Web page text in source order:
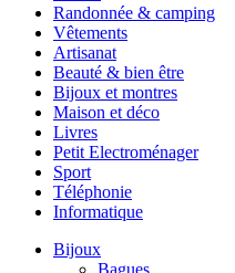
Randonnée & camping
Vêtements
Artisanat
Beauté & bien être
Bijoux et montres
Maison et déco
Livres
Petit Electroménager
Sport
Téléphonie
Informatique
Bijoux
Bagues